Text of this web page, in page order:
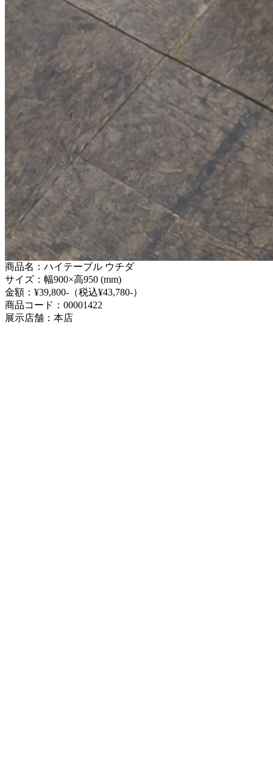
商品名：ハイテーブル ウチダ
サイズ：幅900×高950 (mm)
金額：¥39,800-（税込¥43,780-）
商品コード：00001422
展示店舗：本店